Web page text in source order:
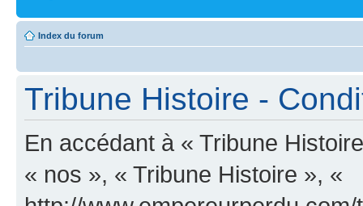
Index du forum
Tribune Histoire -
En accédant à « Tribune
« nos », « Tribune Histoire », «